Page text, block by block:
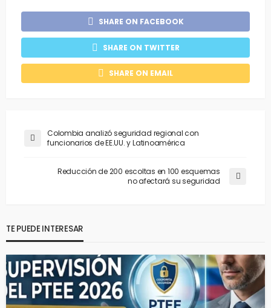
SHARE ON FACEBOOK
SHARE ON TWITTER
SHARE ON EMAIL
Colombia analizó seguridad regional con
funcionarios de EE.UU. y Latinoamérica
Reducción de 200 escoltas en 100 esquemas
no afectará su seguridad
TE PUEDE INTERESAR